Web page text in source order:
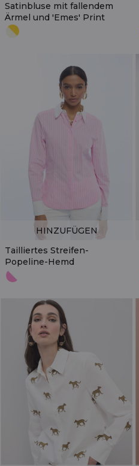
Satinbluse mit fallendem
Ärmel und 'Emes' Print
Tailliertes Streifen-
Popeline-Hemd
HINZUFÜGEN